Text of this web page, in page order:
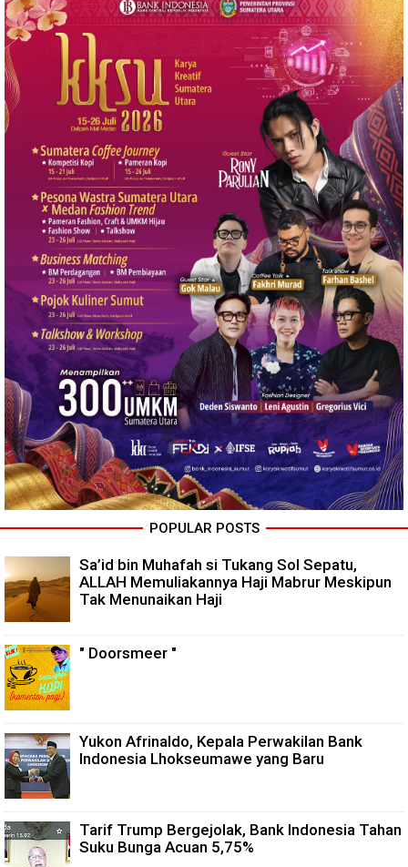
POPULAR POSTS
Sa’id bin Muhafah si Tukang Sol Sepatu,
ALLAH Memuliakannya Haji Mabrur Meskipun
Tak Menunaikan Haji
" Doorsmeer "
Yukon Afrinaldo, Kepala Perwakilan Bank
Indonesia Lhokseumawe yang Baru
Tarif Trump Bergejolak, Bank Indonesia Tahan
Suku Bunga Acuan 5,75%